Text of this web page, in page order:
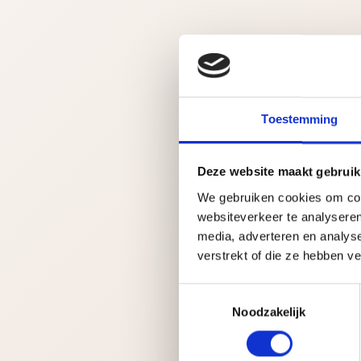
Toestemming
Deze website maakt
We gebruiken cookies om
websiteverkeer te
media, adverteren en
verstrekt of die ze hebben
Noodzakelijk